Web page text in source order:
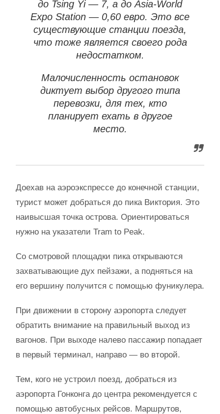
до Tsing Yi — 7, а до Asia-World
Expo Station — 0,60 евро. Это все
существующие станции поезда,
что тоже является своего рода
недостатком.
Малочисленность остановок
диктует выбор другого типа
перевозки, для тех, кто
планирует ехать в другое
место.
Доехав на аэроэкспрессе до конечной станции,
турист может добраться до пика Виктория. Это
наивысшая точка острова. Ориентироваться
нужно на указатели Tram to Peak.
Со смотровой площадки пика открываются
захватывающие дух пейзажи, а подняться на
его вершину получится с помощью фуникулера.
При движении в сторону аэропорта следует
обратить внимание на правильный выход из
вагонов. При выходе налево пассажир попадает
в первый терминал, направо — во второй.
Тем, кого не устроил поезд, добраться из
аэропорта Гонконга до центра рекомендуется с
помощью автобусных рейсов. Маршрутов,